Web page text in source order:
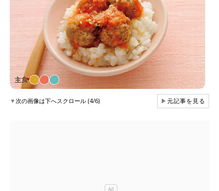
▼次の画像は下へスクロール (4/6) ▶元記事を見る